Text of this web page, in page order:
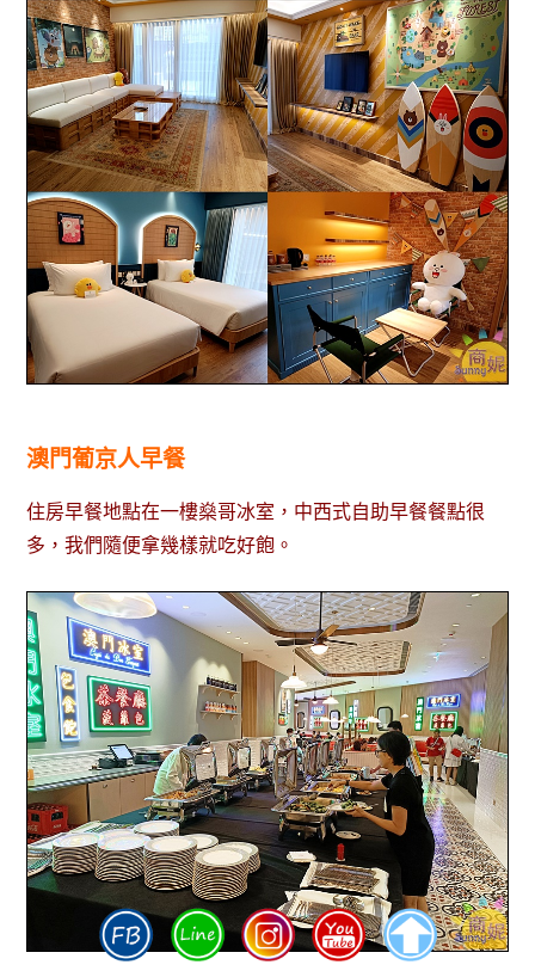
澳門葡京人早餐
住房早餐地點在一樓燊哥冰室，中西式自助早餐餐點很
多，我們隨便拿幾樣就吃好飽。